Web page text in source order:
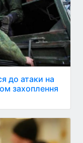
до атаки на
захоплення